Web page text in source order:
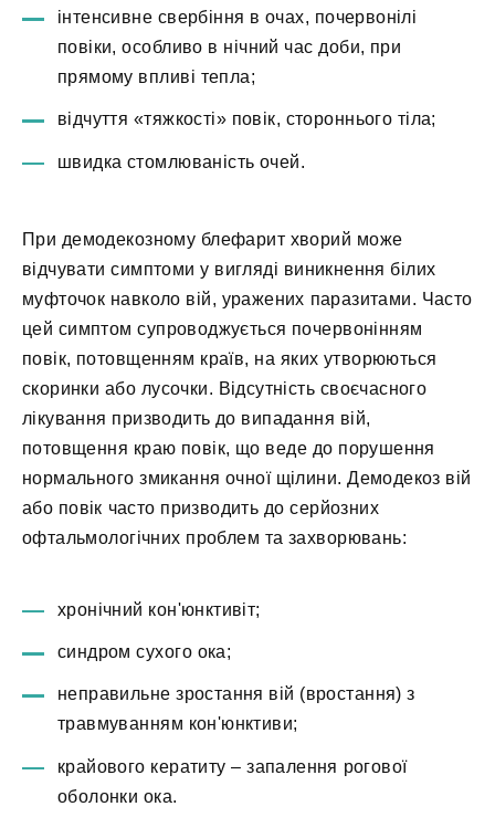
інтенсивне свербіння в очах, почервонілі
повіки, особливо в нічний час доби, при
прямому впливі тепла;
відчуття «тяжкості» повік, стороннього тіла;
швидка стомлюваність очей.
При демодекозному блефарит хворий може
відчувати симптоми у вигляді виникнення білих
муфточок навколо вій, уражених паразитами. Часто
цей симптом супроводжується почервонінням
повік, потовщенням країв, на яких утворюються
скоринки або лусочки. Відсутність своєчасного
лікування призводить до випадання вій,
потовщення краю повік, що веде до порушення
нормального змикання очної щілини. Демодекоз вій
або повік часто призводить до серйозних
офтальмологічних проблем та захворювань:
хронічний кон'юнктивіт;
синдром сухого ока;
неправильне зростання вій (вростання) з
травмуванням кон'юнктиви;
крайового кератиту – запалення рогової
оболонки ока.